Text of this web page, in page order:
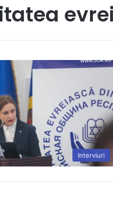
Interviuri